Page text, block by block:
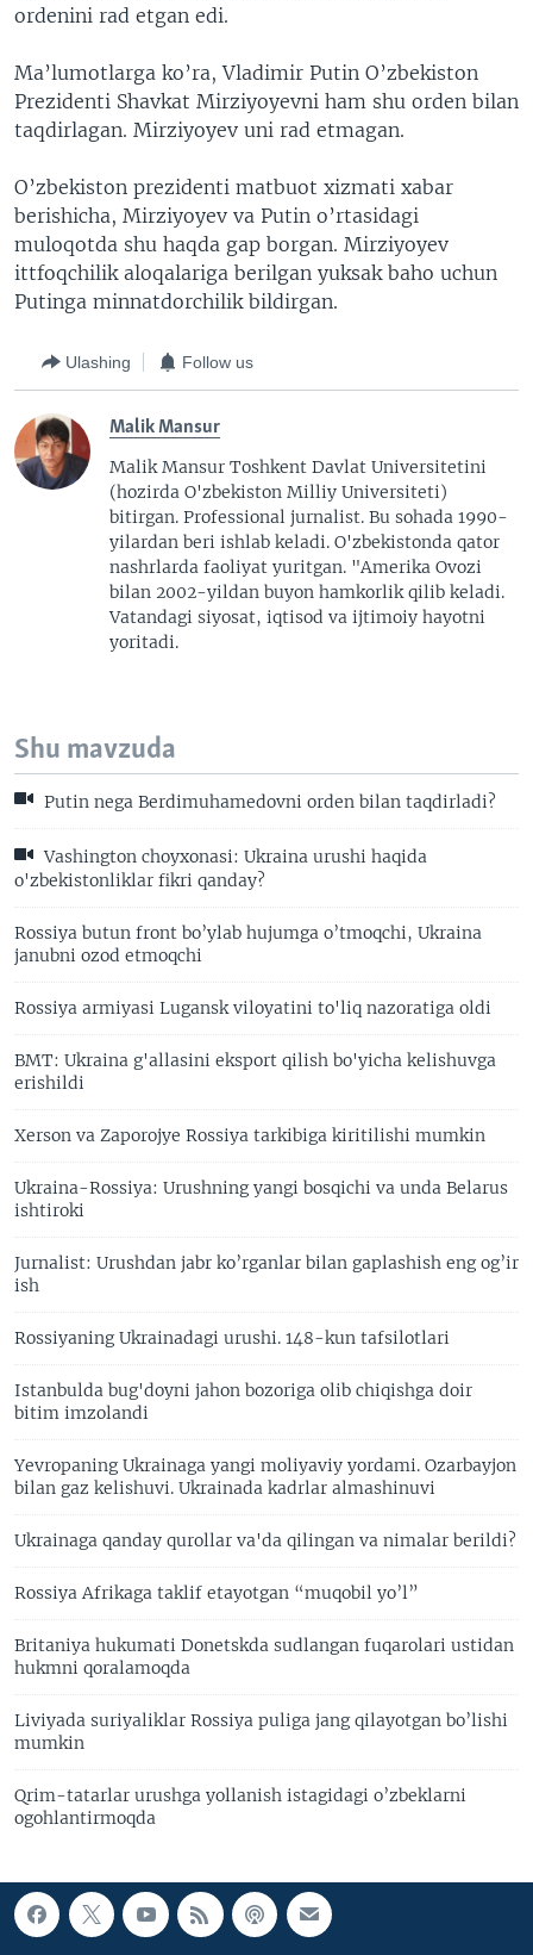
ordenini rad etgan edi.
Ma’lumotlarga ko’ra, Vladimir Putin O’zbekiston
Prezidenti Shavkat Mirziyoyevni ham shu orden bilan
taqdirlagan. Mirziyoyev uni rad etmagan.
O’zbekiston prezidenti matbuot xizmati xabar
berishicha, Mirziyoyev va Putin o’rtasidagi
muloqotda shu haqda gap borgan. Mirziyoyev
ittfoqchilik aloqalariga berilgan yuksak baho uchun
Putinga minnatdorchilik bildirgan.
Ulashing Follow us
Malik Mansur
Malik Mansur Toshkent Davlat Universitetini
(hozirda O'zbekiston Milliy Universiteti)
bitirgan. Professional jurnalist. Bu sohada 1990-
yilardan beri ishlab keladi. O'zbekistonda qator
nashrlarda faoliyat yuritgan. "Amerika Ovozi
bilan 2002-yildan buyon hamkorlik qilib keladi.
Vatandagi siyosat, iqtisod va ijtimoiy hayotni
yoritadi.
Shu mavzuda
Putin nega Berdimuhamedovni orden bilan taqdirladi?
Vashington choyxonasi: Ukraina urushi haqida
o'zbekistonliklar fikri qanday?
Rossiya butun front bo’ylab hujumga o’tmoqchi, Ukraina
janubni ozod etmoqchi
Rossiya armiyasi Lugansk viloyatini to'liq nazoratiga oldi
BMT: Ukraina g'allasini eksport qilish bo'yicha kelishuvga
erishildi
Xerson va Zaporojye Rossiya tarkibiga kiritilishi mumkin
Ukraina-Rossiya: Urushning yangi bosqichi va unda Belarus
ishtiroki
Jurnalist: Urushdan jabr ko’rganlar bilan gaplashish eng og’ir
ish
Rossiyaning Ukrainadagi urushi. 148-kun tafsilotlari
Istanbulda bug'doyni jahon bozoriga olib chiqishga doir
bitim imzolandi
Yevropaning Ukrainaga yangi moliyaviy yordami. Ozarbayjon
bilan gaz kelishuvi. Ukrainada kadrlar almashinuvi
Ukrainaga qanday qurollar va'da qilingan va nimalar berildi?
Rossiya Afrikaga taklif etayotgan “muqobil yo’l”
Britaniya hukumati Donetskda sudlangan fuqarolari ustidan
hukmni qoralamoqda
Liviyada suriyaliklar Rossiya puliga jang qilayotgan bo’lishi
mumkin
Qrim-tatarlar urushga yollanish istagidagi o’zbeklarni
ogohlantirmoqda